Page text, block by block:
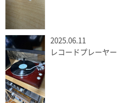
2025.06.11
レコードプレーヤー